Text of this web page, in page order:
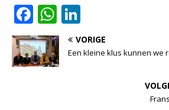
F
a
c
e
W
h
at
s
n
k
VORIGE
Een kleine klus kunnen we